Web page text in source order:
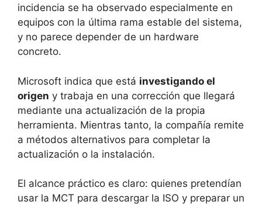
incidencia se ha observado especialmente en
equipos con la última rama estable del sistema,
y no parece depender de un hardware
concreto.
Microsoft indica que está investigando el
origen y trabaja en una corrección que llegará
mediante una actualización de la propia
herramienta. Mientras tanto, la compañía remite
a métodos alternativos para completar la
actualización o la instalación.
El alcance práctico es claro: quienes pretendían
usar la MCT para descargar la ISO y preparar un